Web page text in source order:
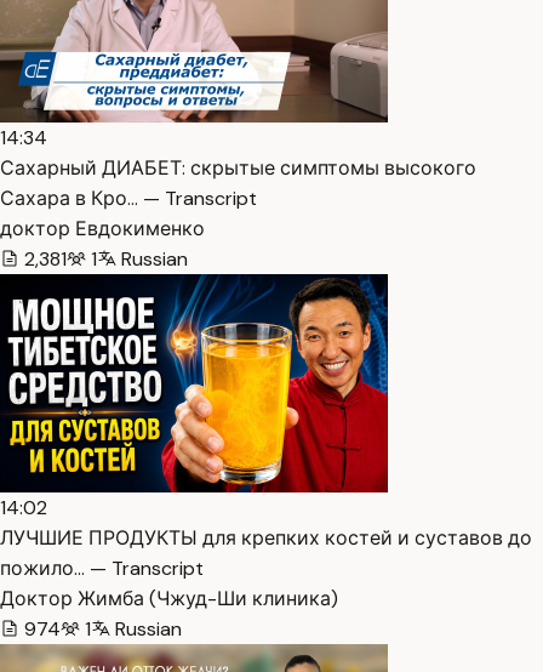
14:34
Сахарный ДИАБЕТ: скрытые симптомы высокого
Сахара в Кро… — Transcript
доктор Евдокименко
2,381
1 Russian
14:02
ЛУЧШИЕ ПРОДУКТЫ для крепких костей и суставов до
пожило… — Transcript
Доктор Жимба (Чжуд-Ши клиника)
974
1 Russian